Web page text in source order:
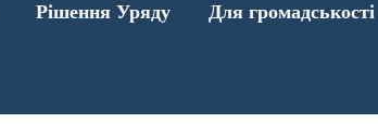
Рішення Уряду Для громадськості